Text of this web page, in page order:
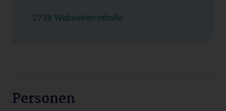
2738 Webseiten-Inhalte
Personen